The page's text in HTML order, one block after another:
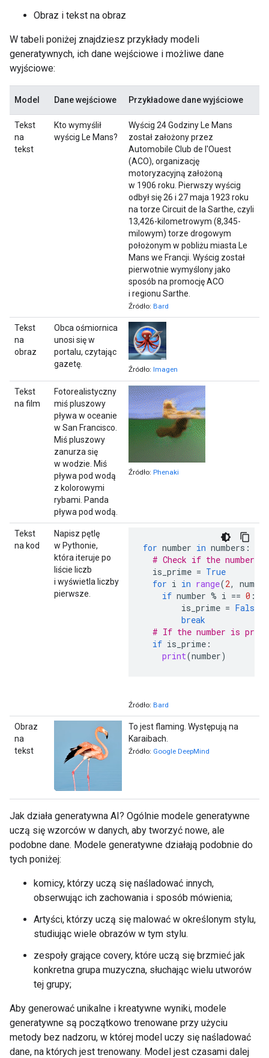
Obraz i tekst na obraz
W tabeli poniżej znajdziesz przykłady modeli
generatywnych, ich dane wejściowe i możliwe dane
wyjściowe:
Model Dane wejściowe Przykładowe dane wyjściowe
Tekst
na
tekst
Kto wymyślił
wyścig Le Mans?
Wyścig 24 Godziny Le Mans
został założony przez
Automobile Club de l'Ouest
(ACO), organizację
motoryzacyjną założoną
w 1906 roku. Pierwszy wyścig
odbył się 26 i 27 maja 1923 roku
na torze Circuit de la Sarthe, czyli
13,426-kilometrowym (8,345-
milowym) torze drogowym
położonym w pobliżu miasta Le
Mans we Francji. Wyścig został
pierwotnie wymyślony jako
sposób na promocję ACO
i regionu Sarthe.
Źródło: Bard
Tekst
na
obraz
Obca ośmiornica
unosi się w
portalu, czytając
gazetę.
Źródło: Imagen
Tekst
na film
Fotorealistyczny
miś pluszowy
pływa w oceanie
w San Francisco.
Miś pluszowy
zanurza się
w wodzie. Miś
pływa pod wodą
z kolorowymi
rybami. Panda
pływa pod wodą.
Źródło: Phenaki
Tekst
na kod
Napisz pętlę
w Pythonie,
która iteruje po
liście liczb
i wyświetla liczby
pierwsze.
for number in numbers :
# Check if the number
is_prime = True
for i in range(2,
number
if number % i == 0 :
is_prime = False
break
# If the number is
if is_prime :
print(number)
Źródło: Bard
Obraz
na
tekst
To jest flaming. Występują na
Karaibach.
Źródło: Google DeepMind
Jak działa generatywna AI? Ogólnie modele generatywne
uczą się wzorców w danych, aby tworzyć nowe, ale
podobne dane. Modele generatywne działają podobnie do
tych poniżej:
komicy, którzy uczą się naśladować innych,
obserwując ich zachowania i sposób mówienia;
Artyści, którzy uczą się malować w określonym stylu,
studiując wiele obrazów w tym stylu.
zespoły grające covery, które uczą się brzmieć jak
konkretna grupa muzyczna, słuchając wielu utworów
tej grupy;
Aby generować unikalne i kreatywne wyniki, modele
generatywne są początkowo trenowane przy użyciu
metody bez nadzoru, w której model uczy się naśladować
dane, na których jest trenowany. Model jest czasami dalej